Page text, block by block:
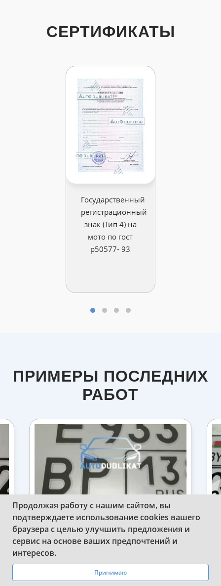
СЕРТИФИКАТЫ
Государственный
регистрационный
знак (Тип 4) на
мото по гост
р50577- 93
ПРИМЕРЫ ПОСЛЕДНИХ
РАБОТ
ИЗГОТОВИЛИ КВАДРАТНЫЙ
РЕГИСТРАЦИОННЫЙ ЗНАК ПО
Продолжая работу с нашим сайтом, вы
подтверждаете использование cookies вашего
браузера с целью улучшить предложения и
сервис на основе ваших предпочтений и
интересов.
Принимаю
WhatsApp